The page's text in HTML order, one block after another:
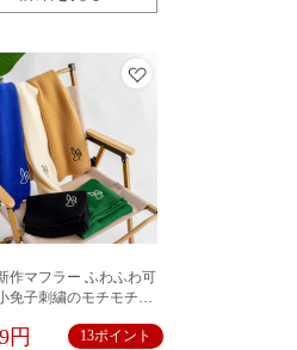
ト ブランケット ひざ掛
作マフラー ふわふわ可
免子刺繍のモチモチニ
ネットレッドネックガ
円 13ポイント